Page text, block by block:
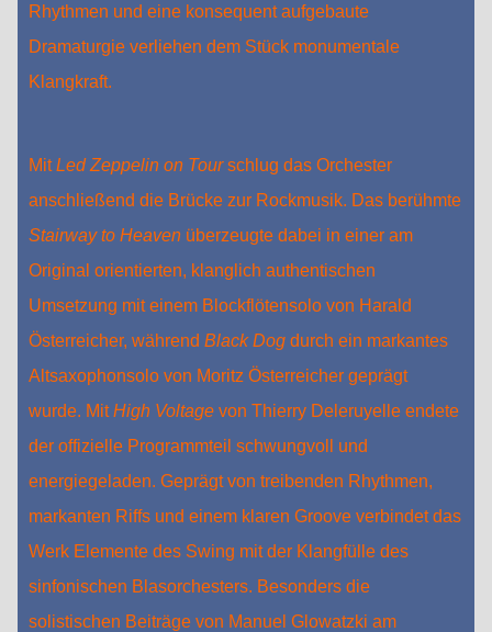
Rhythmen und eine konsequent aufgebaute
Dramaturgie verliehen dem Stück monumentale
Klangkraft.
MitLed Zeppelin on Tourschlug das Orchester
anschließend die Brücke zur Rockmusik. Das berühmte
Stairway to Heaven überzeugte dabei in einer am
Original orientierten, klanglich authentischen
Umsetzung mit einem Blockflötensolo von Harald
Österreicher, währendBlack Dog durch ein markantes
Altsaxophonsolo von Moritz Österreicher geprägt
wurde. MitHigh Voltage von Thierry Deleruyelle endete
der offizielle Programmteil schwungvoll und
energiegeladen. Geprägt von treibenden Rhythmen,
markanten Riffs und einem klaren Groove verbindet das
Werk Elemente des Swing mit der Klangfülle des
sinfonischen Blasorchesters. Besonders die
solistischen Beiträge von Manuel Glowatzki am